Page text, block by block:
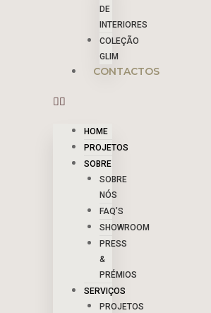
DE
INTERIORES
COLEÇÃO
GLIM
CONTACTOS
HOME
PROJETOS
SOBRE
SOBRE
NÓS
FAQ’S
SHOWROOM
PRESS
&
PRÉMIOS
SERVIÇOS
PROJETOS